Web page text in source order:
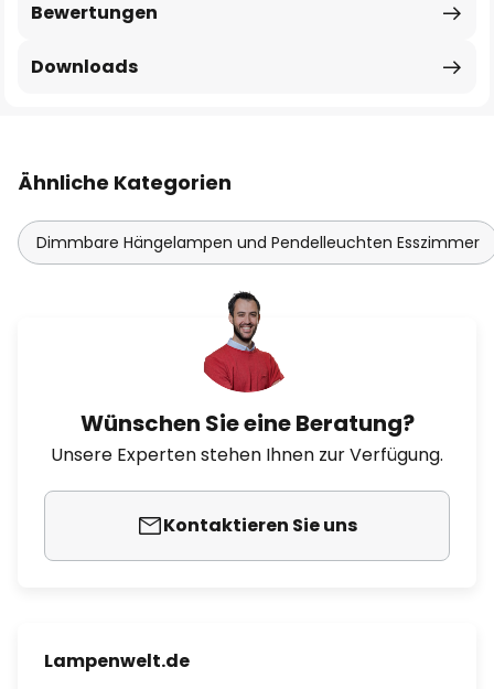
Bewertungen
Downloads
Ähnliche Kategorien
Dimmbare Hängelampen und Pendelleuchten Esszimmer
Wünschen Sie eine Beratung?
Unsere Experten stehen Ihnen zur Verfügung.
Kontaktieren Sie uns
Lampenwelt.de